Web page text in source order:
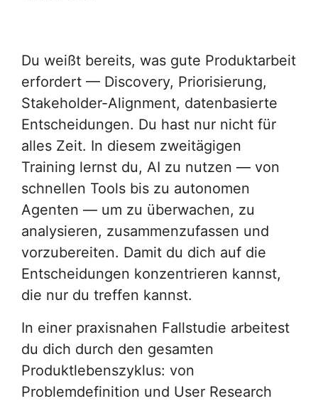
Du weißt bereits, was gute Produktarbeit
erfordert — Discovery, Priorisierung,
Stakeholder-Alignment, datenbasierte
Entscheidungen. Du hast nur nicht für
alles Zeit. In diesem zweitägigen
Training lernst du, AI zu nutzen — von
schnellen Tools bis zu autonomen
Agenten — um zu überwachen, zu
analysieren, zusammenzufassen und
vorzubereiten. Damit du dich auf die
Entscheidungen konzentrieren kannst,
die nur du treffen kannst.
In einer praxisnahen Fallstudie arbeitest
du dich durch den gesamten
Produktlebenszyklus: von
Problemdefinition und User Research